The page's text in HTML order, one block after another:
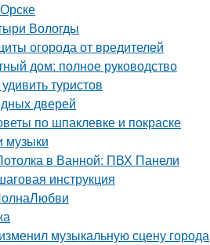
Вологды
огорода от вредителей
дом: полное руководство
туристов
дверей
по шпаклевке и покраске
музыки
в Ванной: ПВХ Панели
инструкция
музыкальную сцену города